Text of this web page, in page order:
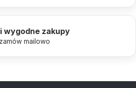
wygodne zakupy
mailowo